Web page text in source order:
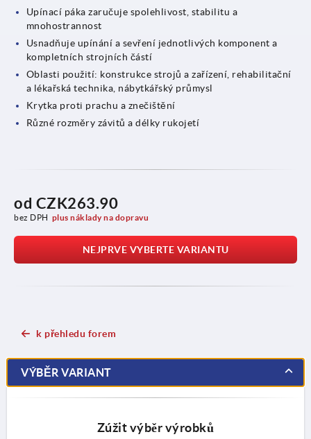
Upínací páka zaručuje spolehlivost, stabilitu a
mnohostrannost
Usnadňuje upínání a sevření jednotlivých komponent a
kompletních strojních částí
Oblasti použití: konstrukce strojů a zařízení, rehabilitační
a lékařská technika, nábytkářský průmysl
Krytka proti prachu a znečištění
Různé rozměry závitů a délky rukojetí
od CZK263.90
bez DPH plus náklady na dopravu
NEJPRVE VYBERTE VARIANTU
k přehledu forem
VÝBĚR VARIANT
Zúžit výběr výrobků